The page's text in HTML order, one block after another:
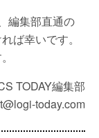
編集部直通の
ば幸いです。
TODAY編集部
today.com